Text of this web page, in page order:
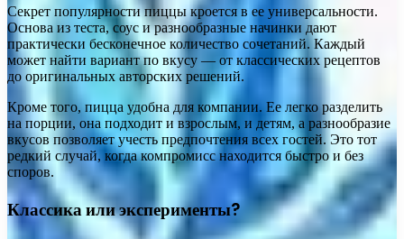
Секрет популярности пиццы кроется в ее универсальности.
Основа из теста, соус и разнообразные начинки дают
практически бесконечное количество сочетаний. Каждый
может найти вариант по вкусу — от классических рецептов
до оригинальных авторских решений.
Кроме того, пицца удобна для компании. Ее легко разделить
на порции, она подходит и взрослым, и детям, а разнообразие
вкусов позволяет учесть предпочтения всех гостей. Это тот
редкий случай, когда компромисс находится быстро и без
споров.
Классика или эксперименты?